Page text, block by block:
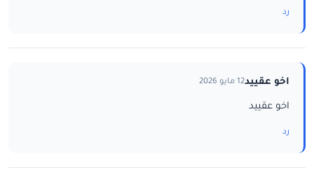
رد
اخو عقييد12 مايو 2026
اخو عقييد
رد